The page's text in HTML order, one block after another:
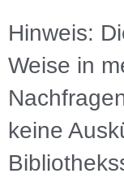
Hinweis:
Weise in
keine